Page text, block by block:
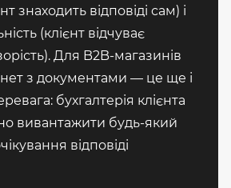
знаходить відповіді сам) і
(клієнт відчуває
Для B2B-магазинів
з документами — це ще і
бухгалтерія клієнта
вивантажити будь-який
відповіді